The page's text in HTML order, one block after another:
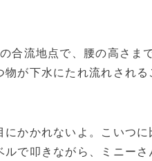
合流地点で、腰の高さま
が下水にたれ流れされ
にかかれないよ。こいつ
で叩きながら、ミニーさ